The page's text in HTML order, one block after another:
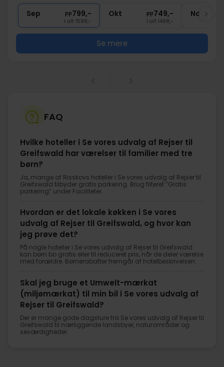
∞ Gratis parkering og internet
Sep pp799,-
I alt 1598,-
Okt pp749,-
I alt 1498,-
Nov
Se mere
FAQ
Hvilke hoteller i Se vores udvalg af Rejser til
Greifswald har værelser til familier med tre
børn?
Ja, mange af Risskovs hoteller i Se vores udvalg af Rejser til
Greifswald tilbyder gratis parkering. Brug filteret ”Gratis
parkering” under Faciliteter.
Hvordan er det lokale køkken i Se vores
udvalg af Rejser til Greifswald, og hvor kan
jeg prøve det?
På nogle hoteller i Se vores udvalg af Rejser til Greifswald
kan børn bo gratis eller til reduceret pris, når de deler værelse
med forældre. Børnerabatter fremgår af hotelbeskrivelsen.
Skal jeg bruge et Umwelt-mærkat
(miljømærkat) til min bil i Se vores udvalg af
Rejser til Greifswald?
Der er mange gode dagsture fra Se vores udvalg af Rejser til
Greifswald til nærliggende landsbyer, naturområder og
seværdigheder.